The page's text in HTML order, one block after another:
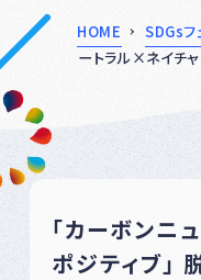
HOME SDGsフ
ートラル×ネイチ
「カーボンニ
ポジティブ」